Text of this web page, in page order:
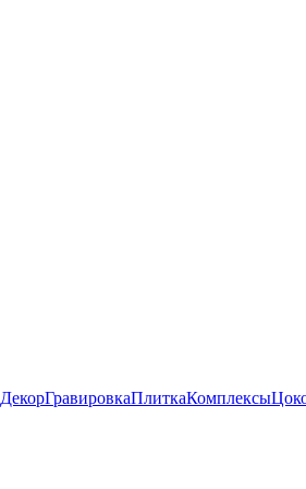
ДекорГравировкаПлиткаКомплексы